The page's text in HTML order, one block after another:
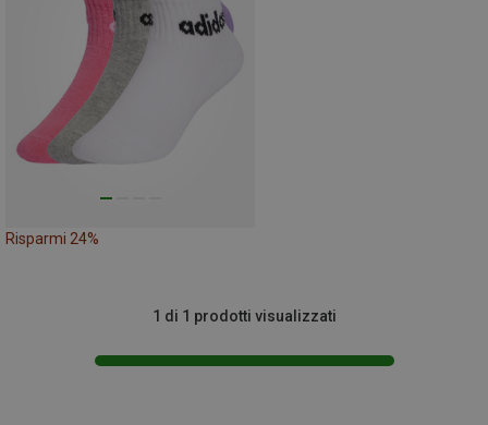
Risparmi 24%
1 di 1 prodotti visualizzati